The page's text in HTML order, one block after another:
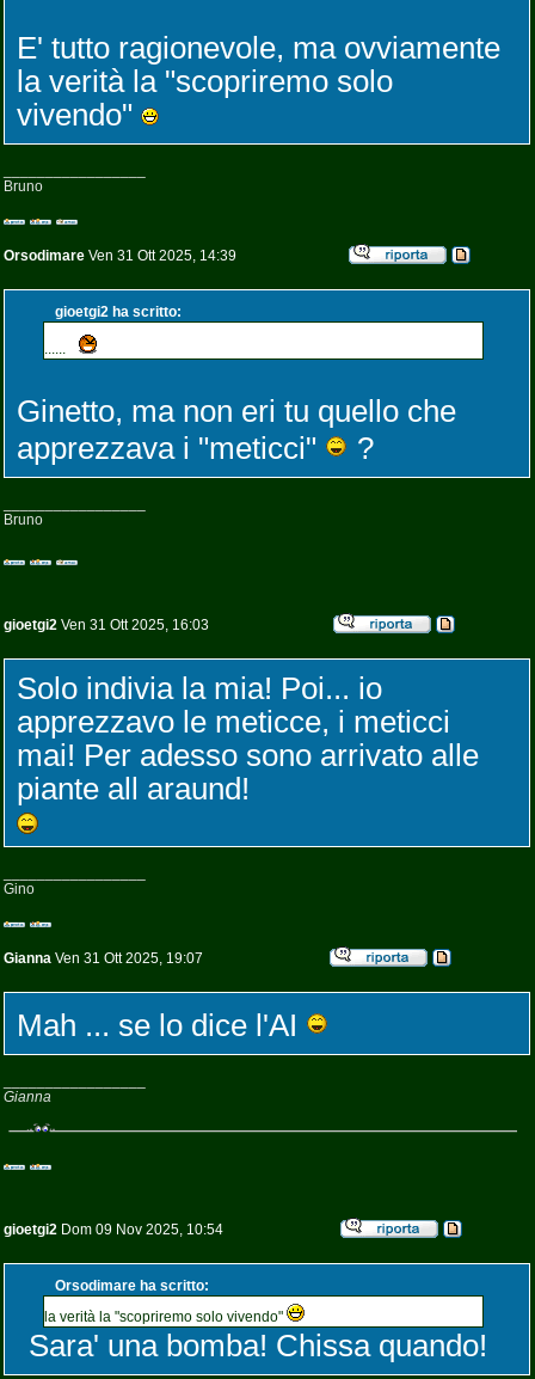
E' tutto ragionevole, ma ovviamente
la verità la "scopriremo solo
vivendo"
Bruno
Orsodimare Ven 31 Ott 2025, 14:39
gioetgi2 ha scritto:
......
Ginetto, ma non eri tu quello che
apprezzava i "meticci"
?
Bruno
gioetgi2 Ven 31 Ott 2025, 16:03
Solo indivia la mia! Poi... io
apprezzavo le meticce, i meticci
mai! Per adesso sono arrivato alle
piante all araund!
Gino
Gianna Ven 31 Ott 2025, 19:07
Mah ... se lo dice l'AI
Gianna
gioetgi2 Dom 09 Nov 2025, 10:54
Orsodimare ha scritto:
la verità la "scopriremo solo vivendo"
Sara' una bomba! Chissa quando!